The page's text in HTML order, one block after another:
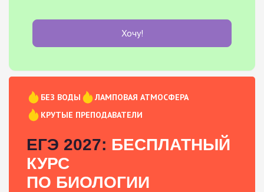
Хочу!
БЕЗ ВОДЫ
ЛАМПОВАЯ АТМОСФЕРА
КРУТЫЕ ПРЕПОДАВАТЕЛИ
ЕГЭ 2027: БЕСПЛАТНЫЙ
КУРС
ПО БИОЛОГИИ